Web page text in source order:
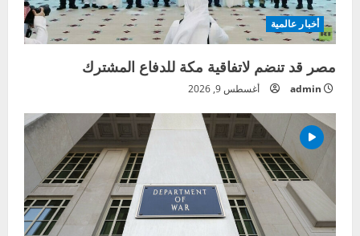
أخبار عالمية
مصر قد تنضم لاتفاقية مكة للدفاع المشترك
admin أغسطس 9, 2026